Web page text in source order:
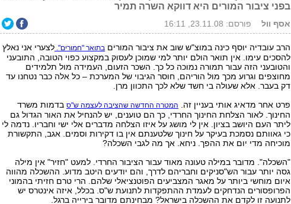
בפני ציבור המורים היא דווקא השרה תמיר
אסף וול פורסם: 23.11.08, 16:11
הרב עובדיה יוסף כינה במוצ"ש שוב את ציבור המורים בתואר "חמורים". לצערי אני נאלץ
להסכים עימו. אין תואר הולם יותר למי שמוכן לעסוק במקצוע כפוי הטובה, התובעני
והטובעני הזה עבור תמורה נמוכה כל כך. השכר הזעום, העמידה מול תלמידים
מחוצפים וגרוע מכך מול הוריהם, חוסר הגיבוי של המערכת – כל אלה כבר נטחנו עד
דק בעבר. אלא שעולה בי חשד שלא לכך התכוון מרן.
פרט אחר מדאיג אותי בעניין זה. המטרה החדשה שהציבה לעצמה ש"סבדמות משרד
החינוך. לאור הצלחת החינוך החרדי, כך הם טוענים, יש להנחיל את האור הגדול גם
ליתר העם היושב בציון. אין לי מושג על איזו הצלחה מדברים אלי ישי וחבריו. נדמה לי
כי גאוותם נסמכת בעיקר על חינוך שלטענתם אין בו דקירות וסמים. אגב, התקשורת
מוכיחה מדי יום את ההפך. ניחא. אך מה לגבי השכלה?
"השכלה". מדובר במילה טעונה מאוד עבור הציבור החרדי. למעט "חזיר" אין מילה
גסה יותר עבור הש"סניקים וחבריהם לדרך, והם יודעים היטב מדוע. ההשכלה מהווה
איום מוחשי ביותר על מאגר המצביעים הפוטנציאלי שלהם. הרי טרם חזיתי בהמוני
הפרופסורים הנדחקים לעמדת ההתפקדות לתנועת ש"ס. בכלל, איזה אינטרס יש
לתנועה זו לקדם את ההשכלה בישראל? מבחינתם מדובר בירייה ברגל.